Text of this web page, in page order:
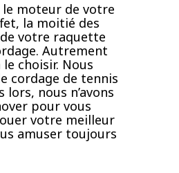
le moteur de votre
la moitié des
votre raquette
Autrement
choisir. Nous
cordage de tennis
lors, nous n’avons
pour vous
votre meilleur
amuser toujours